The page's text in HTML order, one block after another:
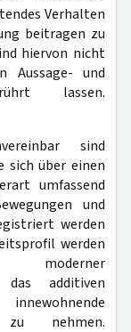
Verhalten
beitragen zu
hiervon nicht
Aussage- und
lassen.
sind
sich über einen
umfassend
und
werden
werden
additiven
zu nehmen.